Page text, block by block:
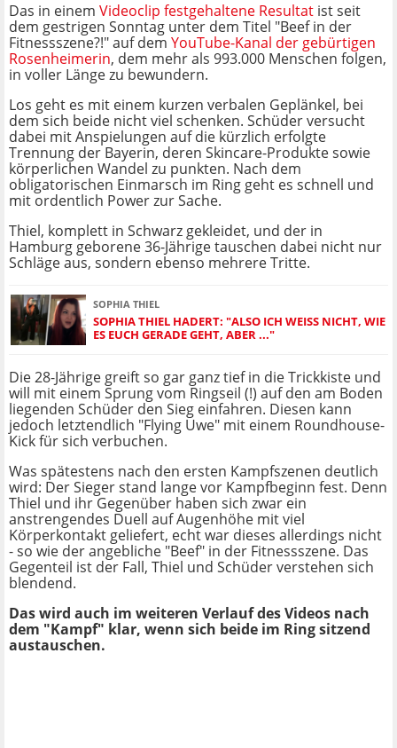
Das in einem Videoclip festgehaltene Resultat ist seit
dem gestrigen Sonntag unter dem Titel "Beef in der
Fitnessszene?!" auf dem YouTube-Kanal der gebürtigen
Rosenheimerin, dem mehr als 993.000 Menschen folgen,
in voller Länge zu bewundern.
Los geht es mit einem kurzen verbalen Geplänkel, bei
dem sich beide nicht viel schenken. Schüder versucht
dabei mit Anspielungen auf die kürzlich erfolgte
Trennung der Bayerin, deren Skincare-Produkte sowie
körperlichen Wandel zu punkten. Nach dem
obligatorischen Einmarsch im Ring geht es schnell und
mit ordentlich Power zur Sache.
Thiel, komplett in Schwarz gekleidet, und der in
Hamburg geborene 36-Jährige tauschen dabei nicht nur
Schläge aus, sondern ebenso mehrere Tritte.
SOPHIA THIEL
SOPHIA THIEL HADERT: "ALSO ICH WEISS NICHT, WIE E
S EUCH GERADE GEHT, ABER ..."
Die 28-Jährige greift so gar ganz tief in die Trickkiste und
will mit einem Sprung vom Ringseil (!) auf den am Boden
liegenden Schüder den Sieg einfahren. Diesen kann
jedoch letztendlich "Flying Uwe" mit einem Roundhouse-
Kick für sich verbuchen.
Was spätestens nach den ersten Kampfszenen deutlich
wird: Der Sieger stand lange vor Kampfbeginn fest. Denn
Thiel und ihr Gegenüber haben sich zwar ein
anstrengendes Duell auf Augenhöhe mit viel
Körperkontakt geliefert, echt war dieses allerdings nicht
- so wie der angebliche "Beef" in der Fitnessszene. Das
Gegenteil ist der Fall, Thiel und Schüder verstehen sich
blendend.
Das wird auch im weiteren Verlauf des Videos nach
dem "Kampf" klar, wenn sich beide im Ring sitzend
austauschen.